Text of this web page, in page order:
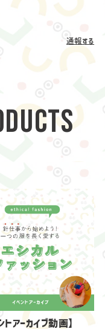
通報する
トアーカイブ動画】